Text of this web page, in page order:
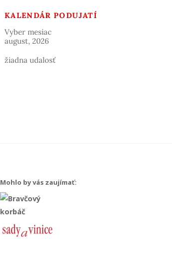
KALENDÁR PODUJATÍ
Vyber mesiac
august, 2026
žiadna udalosť
Mohlo by vás zaujímať: